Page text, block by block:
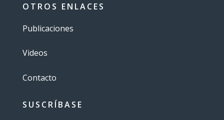
OTROS ENLACES
Publicaciones
Videos
Contacto
SUSCRÍBASE